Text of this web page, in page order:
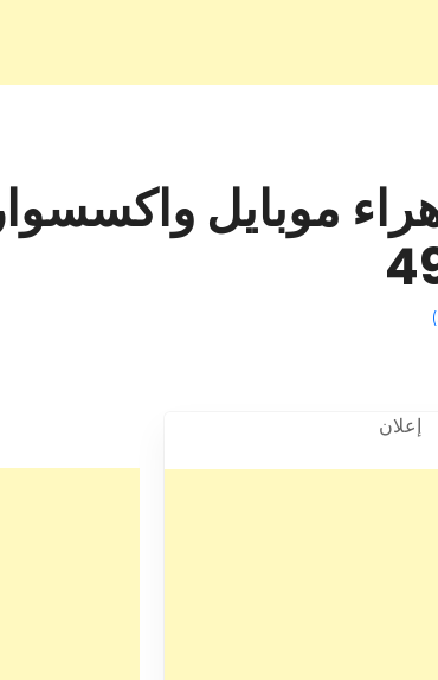
)
إعلان